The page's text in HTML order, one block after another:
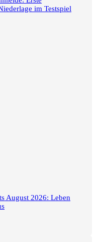
im Testspiel
August 2026: Leben